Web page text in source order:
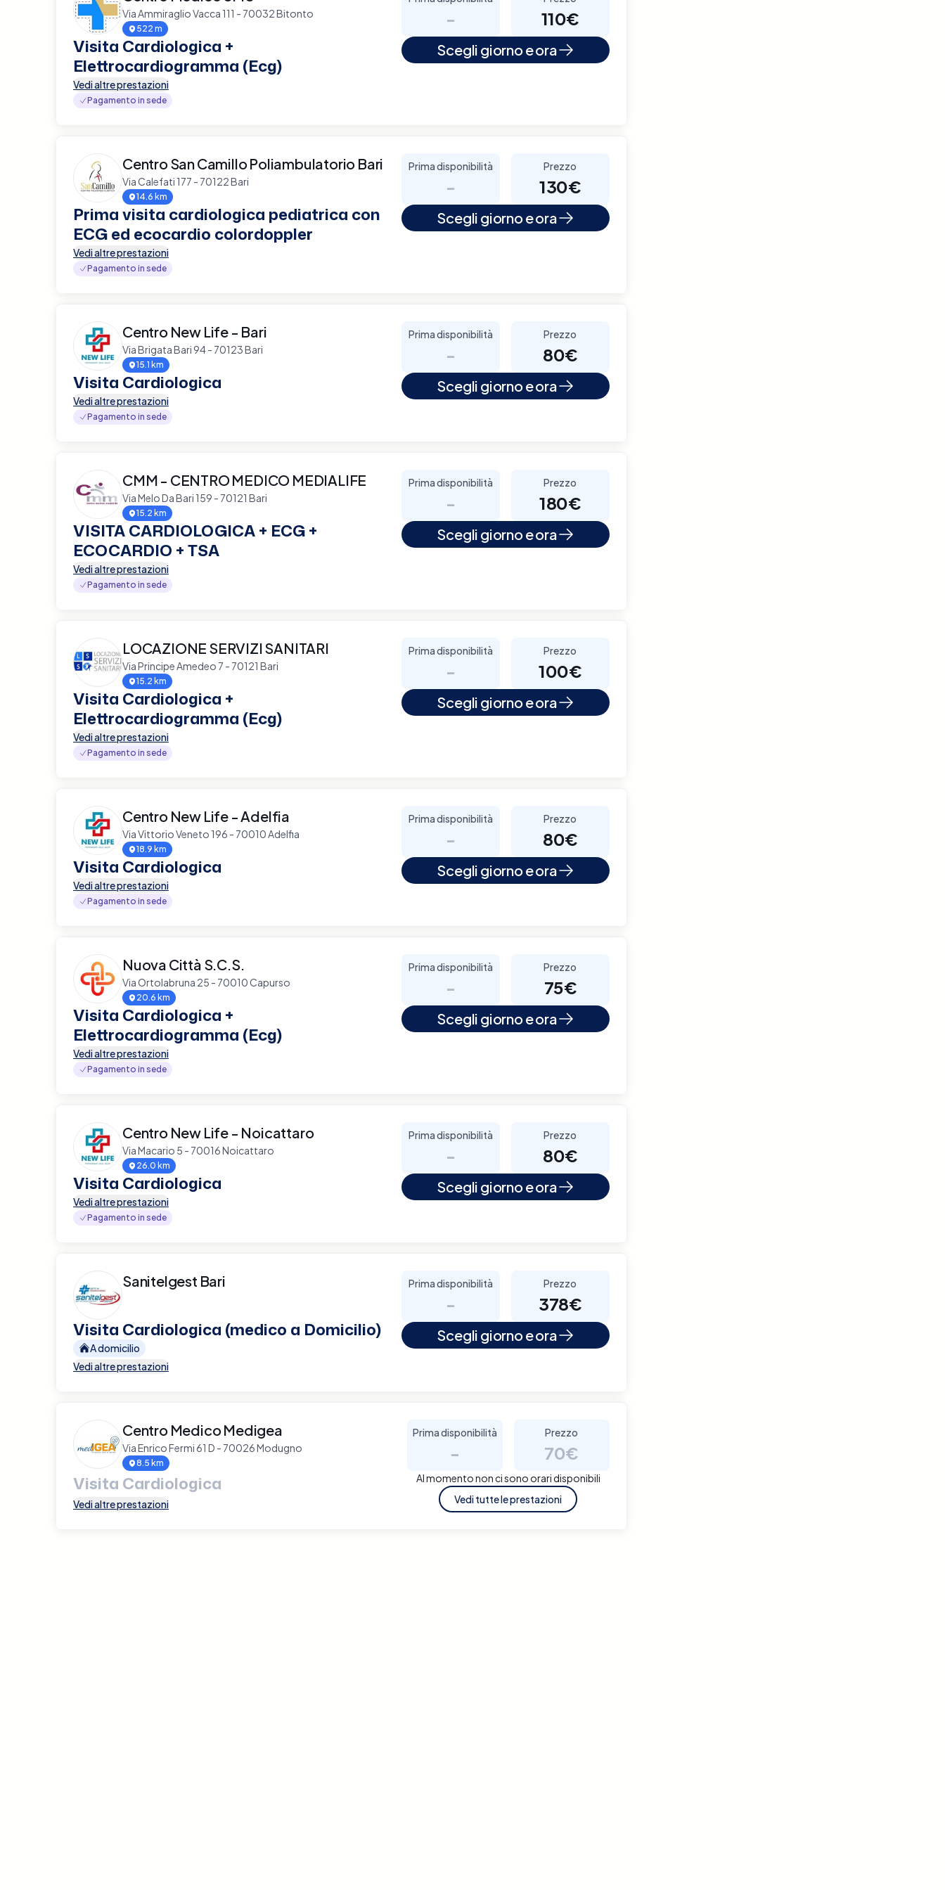
Via Ammiraglio Vacca 111 - 70032 Bitonto
522 m
Visita Cardiologica +
Elettrocardiogramma (Ecg)
Vedi altre prestazioni
Pagamento in sede
- 110€
Scegli giorno e ora
Centro San Camillo Poliambulatorio Bari
Via Calefati 177 - 70122 Bari
14.6 km
Prima visita cardiologica pediatrica con
ECG ed ecocardio colordoppler
Vedi altre prestazioni
Pagamento in sede
Prima disponibilità
-
Prezzo
130€
Scegli giorno e ora
Centro New Life - Bari
Via Brigata Bari 94 - 70123 Bari
15.1 km
Visita Cardiologica
Vedi altre prestazioni
Pagamento in sede
Prima disponibilità
-
Prezzo
80€
Scegli giorno e ora
CMM - CENTRO MEDICO MEDIALIFE
Via Melo Da Bari 159 - 70121 Bari
15.2 km
VISITA CARDIOLOGICA + ECG +
ECOCARDIO + TSA
Vedi altre prestazioni
Pagamento in sede
Prima disponibilità
-
Prezzo
180€
Scegli giorno e ora
LOCAZIONE SERVIZI SANITARI
Via Principe Amedeo 7 - 70121 Bari
15.2 km
Visita Cardiologica +
Elettrocardiogramma (Ecg)
Vedi altre prestazioni
Pagamento in sede
Prima disponibilità
-
Prezzo
100€
Scegli giorno e ora
Centro New Life - Adelfia
Via Vittorio Veneto 196 - 70010 Adelfia
18.9 km
Visita Cardiologica
Vedi altre prestazioni
Pagamento in sede
Prima disponibilità
-
Prezzo
80€
Scegli giorno e ora
Nuova Città S.C.S.
Via Ortolabruna 25 - 70010 Capurso
20.6 km
Visita Cardiologica +
Elettrocardiogramma (Ecg)
Vedi altre prestazioni
Pagamento in sede
Prima disponibilità
-
Prezzo
75€
Scegli giorno e ora
Centro New Life - Noicattaro
Via Macario 5 - 70016 Noicattaro
26.0 km
Visita Cardiologica
Vedi altre prestazioni
Pagamento in sede
Prima disponibilità
-
Prezzo
80€
Scegli giorno e ora
Sanitelgest Bari
Visita Cardiologica (medico a Domicilio)
A domicilio
Vedi altre prestazioni
Prima disponibilità
-
Prezzo
378€
Scegli giorno e ora
Centro Medico Medigea
Via Enrico Fermi 61 D - 70026 Modugno
8.5 km
Visita Cardiologica
Vedi altre prestazioni
Prima disponibilità
-
Prezzo
70€
Al momento non ci sono orari disponibili
Vedi tutte le prestazioni